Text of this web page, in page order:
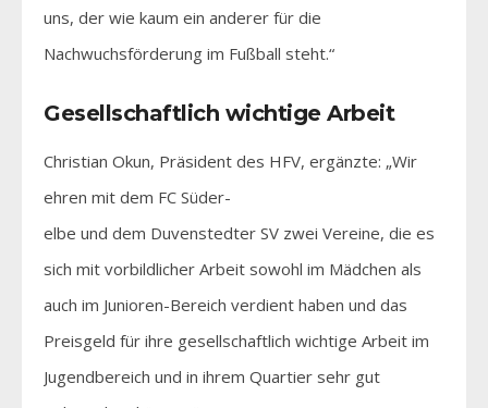
uns, der wie kaum ein anderer für die
Nachwuchsförderung im Fußball steht.“
Gesellschaftlich wichtige Arbeit
Christian Okun, Präsident des HFV, ergänzte: „Wir
ehren mit dem FC Süder-
elbe und dem Duvenstedter SV zwei Vereine, die es
sich mit vorbildlicher Arbeit sowohl im Mädchen als
auch im Junioren-Bereich verdient haben und das
Preisgeld für ihre gesellschaftlich wichtige Arbeit im
Jugendbereich und in ihrem Quartier sehr gut